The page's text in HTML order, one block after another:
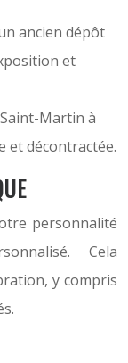
ancien dépôt
et
Martin à
et décontractée.
personnalité
Cela
y compris